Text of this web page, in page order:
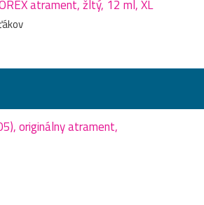
atrament, žltý, 12 ml, XL
originálny atrament,